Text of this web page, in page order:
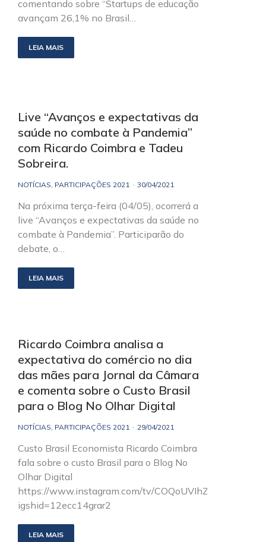
comentando sobre “Startups de educação
avançam 26,1% no Brasil…
LEIA MAIS
Live “Avanços e expectativas da
saúde no combate à Pandemia”
com Ricardo Coimbra e Tadeu
Sobreira.
NOTÍCIAS, PARTICIPAÇÕES 2021 30/04/2021
Na próxima terça-feira (04/05), ocorrerá a
live “Avanços e expectativas da saúde no
combate à Pandemia”. Participarão do
debate, o…
LEIA MAIS
Ricardo Coimbra analisa a
expectativa do comércio no dia
das mães para Jornal da Câmara
e comenta sobre o Custo Brasil
para o Blog No Olhar Digital
NOTÍCIAS, PARTICIPAÇÕES 2021 29/04/2021
Custo Brasil Economista Ricardo Coimbra
fala sobre o custo Brasil para o Blog No
Olhar Digital
https://www.instagram.com/tv/COQoUVIhZLZ/?
igshid=12ecc14grar2
LEIA MAIS